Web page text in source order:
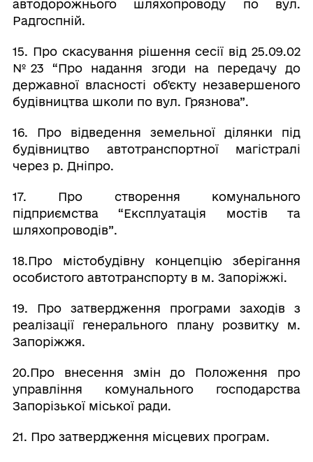
автодорожнього шляхопроводу по вул.
Радгоспній.
15. Про скасування рішення сесії від 25.09.02
№23 “Про надання згоди на передачу до
державної власності об'єкту незавершеного
будівництва школи по вул. Грязнова”.
16. Про відведення земельної ділянки під
будівництво автотранспортної магістралі
через р. Дніпро.
17. Про створення комунального
підприємства “Експлуатація мостів та
шляхопроводів”.
18.Про містобудівну концепцію зберігання
особистого автотранспорту в м. Запоріжжі.
19. Про затвердження програми заходів з
реалізації генерального плану розвитку м.
Запоріжжя.
20.Про внесення змін до Положення про
управління комунального господарства
Запорізької міської ради.
21. Про затвердження місцевих програм.